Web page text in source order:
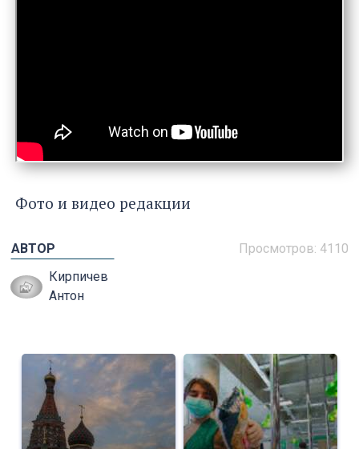
Фото и видео редакции
Просмотров: 4110
АВТОР
Кирпичев
Антон